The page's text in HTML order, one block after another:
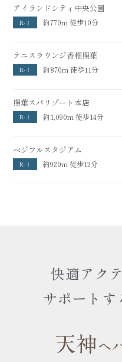
アイランドシティ中央公園
R-Ⅰ 約770m 徒歩10分
テニスラウンジ香椎照葉
R-Ⅰ 約870m 徒歩11分
照葉スパリゾート本店
R-Ⅰ 約1,090m 徒歩14分
ベジフルスタジアム
R-Ⅰ 約920m 徒歩12分
快適アク
サポートす